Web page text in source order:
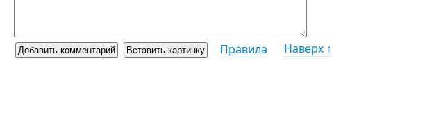
Правила Наверх ↑